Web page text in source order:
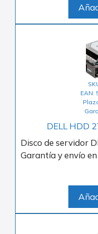
EAN:
DELL HDD
Disco de servidor
Garantía y envío